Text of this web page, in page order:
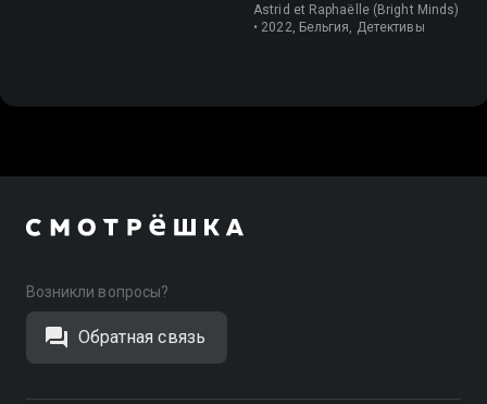
Astrid et Raphaëlle (Bright Minds)
• 2022, Бельгия, Детективы
Возникли вопросы?
Обратная связь